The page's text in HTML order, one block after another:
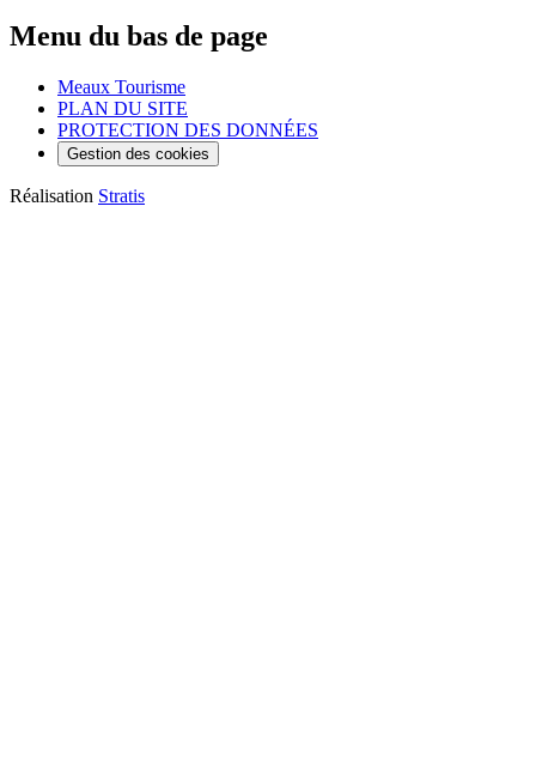
Menu du bas de page
Meaux Tourisme
PLAN DU SITE
PROTECTION DES DONNÉES
Gestion des cookies
Réalisation Stratis